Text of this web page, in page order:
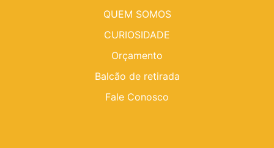
QUEM SOMOS
CURIOSIDADE
Orçamento
Balcão de retirada
Fale Conosco